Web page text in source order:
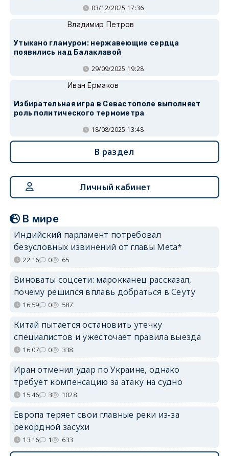
03/12/2025 17:36
Владимир Петров
Утыкано гламуром: нержавеющие сердца
появились над Балаклавой
29/09/2025 19:28
Иван Ермаков
Избирательная игра в Севастополе выполняет
роль политического термометра
18/08/2025 13:48
В раздел
Личный кабинет
В мире
Индийский парламент потребовал
безусловных извинений от главы Meta*
22:16 0 65
Виноваты соцсети: марокканец рассказал,
почему решился вплавь добраться в Сеуту
16:59 0 587
Китай пытается остановить утечку
специалистов и ужесточает правила выезда
16:07 0 338
Иран отменил удар по Украине, однако
требует компенсацию за атаку на судно
15:46 3 1028
Европа теряет свои главные реки из-за
рекордной засухи
13:16 1 633